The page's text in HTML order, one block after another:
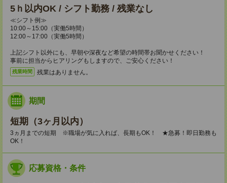
5ｈ以内OK / シフト勤務 / 残業なし
≪シフト例≫
10:00～15:00（実働5時間）
12:00～17:00（実働5時間）
上記シフト以外にも、早朝や深夜など希望の時間帯お聞かせください！
事前に担当からヒアリングもしますので、ご安心ください！
残業時間 残業はありません。
期間
短期（3ヶ月以内）
3ヵ月までの短期 ※職場が気に入れば、長期もOK！ ★急募！即日勤務も
OK！
応募資格・条件